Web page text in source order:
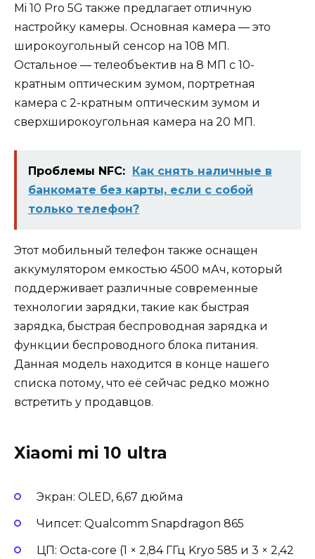
Mi 10 Pro 5G также предлагает отличную
настройку камеры. Основная камера — это
широкоугольный сенсор на 108 МП.
Остальное — телеобъектив на 8 МП с 10-
кратным оптическим зумом, портретная
камера с 2-кратным оптическим зумом и
сверхширокоугольная камера на 20 МП.
Проблемы NFC: Как снять наличные в
банкомате без карты, если с собой
только телефон?
Этот мобильный телефон также оснащен
аккумулятором емкостью 4500 мАч, который
поддерживает различные современные
технологии зарядки, такие как быстрая
зарядка, быстрая беспроводная зарядка и
функции беспроводного блока питания.
Данная модель находится в конце нашего
списка потому, что её сейчас редко можно
встретить у продавцов.
Xiaomi mi 10 ultra
Экран: OLED, 6,67 дюйма
Чипсет: Qualcomm Snapdragon 865
ЦП: Octa-core (1 × 2,84 ГГц Kryo 585 и 3 × 2,42